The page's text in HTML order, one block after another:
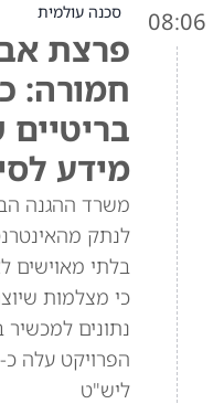
08:06 סכנה עולמית
פרצת
חמורה:
בריטיים
מידע
משרד ההגנה
בלתי מאוישים
כי מצלמות
נתונים
ליש"ט